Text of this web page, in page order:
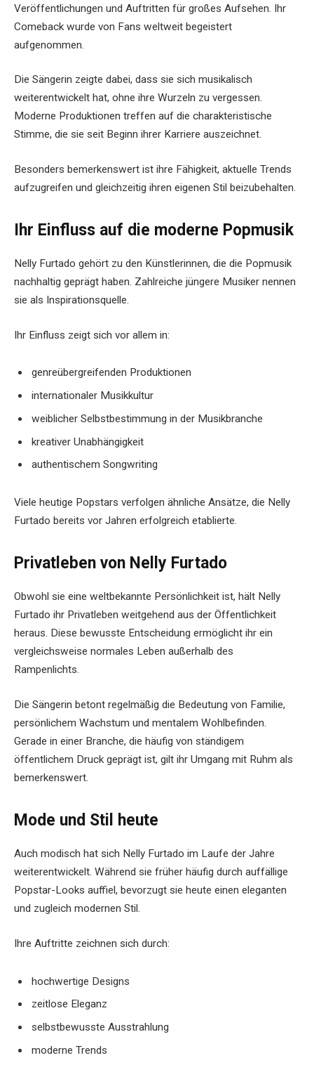
Veröffentlichungen und Auftritten für großes Aufsehen. Ihr
Comeback wurde von Fans weltweit begeistert
aufgenommen.
Die Sängerin zeigte dabei, dass sie sich musikalisch
weiterentwickelt hat, ohne ihre Wurzeln zu vergessen.
Moderne Produktionen treffen auf die charakteristische
Stimme, die sie seit Beginn ihrer Karriere auszeichnet.
Besonders bemerkenswert ist ihre Fähigkeit, aktuelle Trends
aufzugreifen und gleichzeitig ihren eigenen Stil beizubehalten.
Ihr Einfluss auf die moderne Popmusik
Nelly Furtado gehört zu den Künstlerinnen, die die Popmusik
nachhaltig geprägt haben. Zahlreiche jüngere Musiker nennen
sie als Inspirationsquelle.
Ihr Einfluss zeigt sich vor allem in:
genreübergreifenden Produktionen
internationaler Musikkultur
weiblicher Selbstbestimmung in der Musikbranche
kreativer Unabhängigkeit
authentischem Songwriting
Viele heutige Popstars verfolgen ähnliche Ansätze, die Nelly
Furtado bereits vor Jahren erfolgreich etablierte.
Privatleben von Nelly Furtado
Obwohl sie eine weltbekannte Persönlichkeit ist, hält Nelly
Furtado ihr Privatleben weitgehend aus der Öffentlichkeit
heraus. Diese bewusste Entscheidung ermöglicht ihr ein
vergleichsweise normales Leben außerhalb des
Rampenlichts.
Die Sängerin betont regelmäßig die Bedeutung von Familie,
persönlichem Wachstum und mentalem Wohlbefinden.
Gerade in einer Branche, die häufig von ständigem
öffentlichem Druck geprägt ist, gilt ihr Umgang mit Ruhm als
bemerkenswert.
Mode und Stil heute
Auch modisch hat sich Nelly Furtado im Laufe der Jahre
weiterentwickelt. Während sie früher häufig durch auffällige
Popstar-Looks auffiel, bevorzugt sie heute einen eleganten
und zugleich modernen Stil.
Ihre Auftritte zeichnen sich durch:
hochwertige Designs
zeitlose Eleganz
selbstbewusste Ausstrahlung
moderne Trends